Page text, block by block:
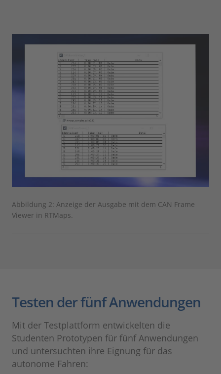
Abbildung 2: Anzeige der Ausgabe mit dem CAN Frame
Viewer in RTMaps.
Testen der fünf Anwendungen
Mit der Testplattform entwickelten die
Studenten Prototypen für fünf Anwendungen
und untersuchten ihre Eignung für das
autonome Fahren: